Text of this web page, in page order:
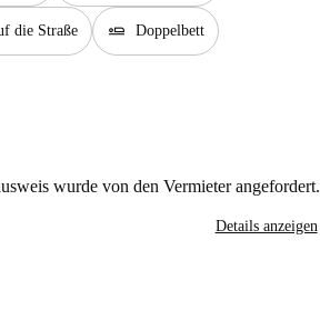
die Straße airline_seat_flat Doppelbett
wurde von den Vermieter angefordert.
Details anzeigen